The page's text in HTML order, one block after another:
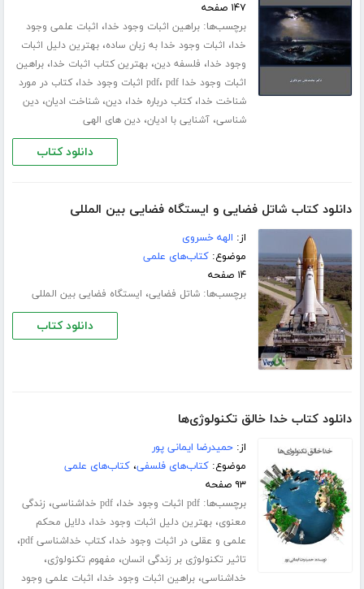
۱۴۷ صفحه
برچسب‌ها:براهین اثبات وجود خدا، اثبات علمی وجود
خدا، اثبات وجود خدا به زبان ساده،بهترین دلیل اثبات
وجود خدا، فلسفه دین،بهترین کتاب اثبات خدا،براهین
اثبات وجود خدا pdf
، pdf اثبات وجود خدا ،کتاب در مورد
شناخت خدا،کتاب درباره خدا،دین،شناخت ادیان،دین
شناسی،آشنایی با ادیان،دین های الهی
دانلود کتاب
دانلود کتاب شاتل فضایی و ایستگاه فضایی بین المللی
از: الهه خسروی
موضوع:کتاب‌های علمی
۱۴ صفحه
برچسب‌ها:شاتل فضایی، ایستگاه فضایی بین المللی
دانلود کتاب
دانلود کتاب خدا خالق تکنولوژی‌ها
از:حمیدرضا ایمانی پور
موضوع:کتاب‌های فلسفی،کتاب‌های علمی
۹۳ صفحه
برچسب‌ها:pdf اثبات وجود خدا ،pdf خداشناسی ، زندگی
معنوی،بهترین دلیل اثبات وجود خدا،دلایل محکم
علمی و عقلی در اثبات وجود خدا،کتاب خداشناسی pdf ،
تاثیر تکنولوژی بر زندگی انسان، مفهوم تکنولوژی،
خداشناسی،براهین اثبات وجود خدا، اثبات علمی وجود